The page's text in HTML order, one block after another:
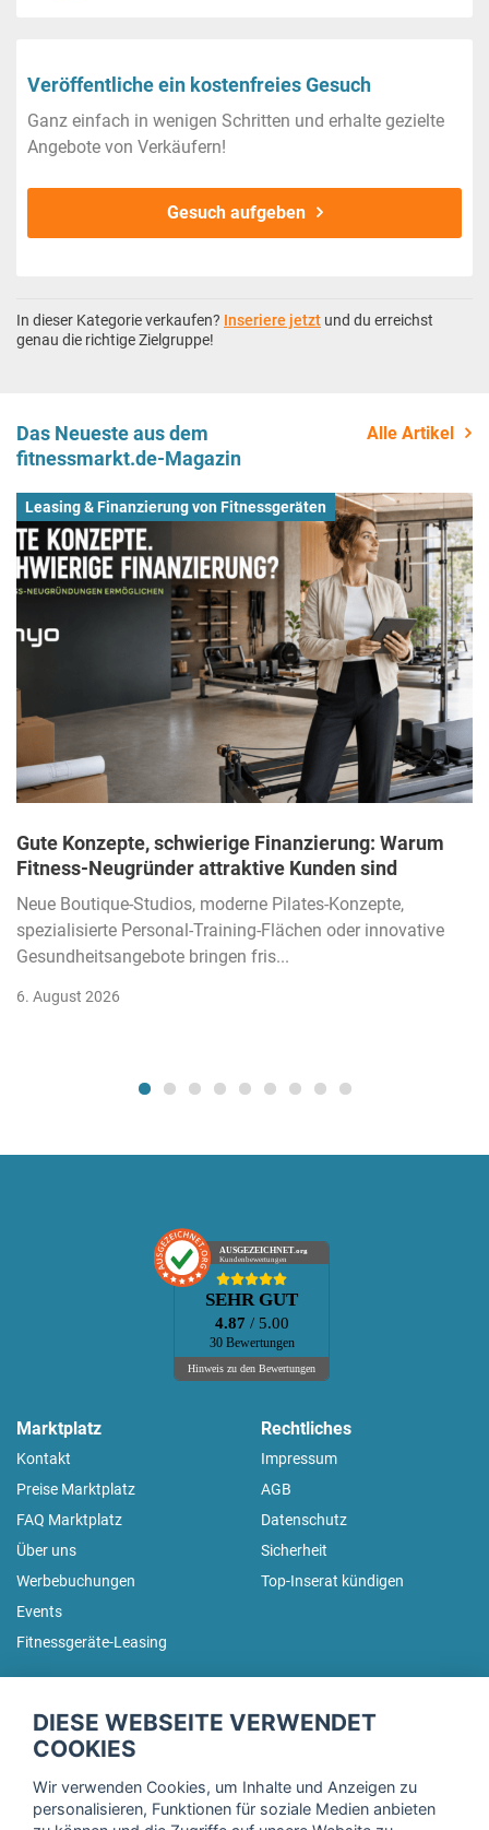
Veröffentliche ein kostenfreies Gesuch
Ganz einfach in wenigen Schritten und erhalte gezielte
Angebote von Verkäufern!
Gesuch aufgeben
In dieser Kategorie verkaufen? Inseriere jetzt und du erreichst
genau die richtige Zielgruppe!
Das Neueste aus dem
fitnessmarkt.de-Magazin
Alle Artikel
Leasing & Finanzierung von Fitnessgeräten
Gute Konzepte, schwierige Finanzierung: Warum
Fitness-Neugründer attraktive Kunden sind
Neue Boutique-Studios, moderne Pilates-Konzepte,
spezialisierte Personal-Training-Flächen oder innovative
Gesundheitsangebote bringen fris...
6. August 2026
AUSGEZEICHNET.org
Kundenbewertungen
SEHR GUT
4.87 / 5.00
30 Bewertungen
Hinweis zu den Bewertungen
Marktplatz
Kontakt
Preise Marktplatz
FAQ Marktplatz
Über uns
Werbebuchungen
Events
Fitnessgeräte-Leasing
Rechtliches
Impressum
AGB
Datenschutz
Sicherheit
Top-Inserat kündigen
Trage dich hier für unseren Newsletter ein und erhalte regelmäßig
DIESE WEBSEITE VERWENDET
COOKIES
Wir verwenden Cookies, um Inhalte und Anzeigen zu
personalisieren, Funktionen für soziale Medien anbieten